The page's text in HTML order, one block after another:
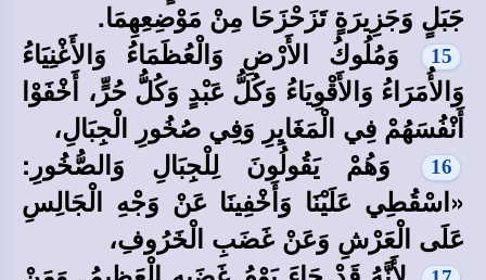
جَبَلٍ وَجَزِيرَةٍ تَزَحْزَحَا مِنْ مَوْضِعِهِمَا.
15
وَمُلُوكُ الأَرْضِ وَالْعُظَمَاءُ وَالأَغْنِيَاءُ
وَالأُمَرَاءُ وَالأَقْوِيَاءُ وَكُلُّ عَبْدٍ وَكُلُّ حُرٍّ، أَخْفَوْا
أَنْفُسَهُمْ فِي الْمَغَايِرِ وَفِي صُخُورِ الْجِبَالِ،
16
وَهُمْ يَقُولُونَ لِلْجِبَالِ وَالصُّخُورِ:
«اسْقُطِي عَلَيْنَا وَأَخْفِينَا عَنْ وَجْهِ الْجَالِسِ
عَلَى الْعَرْشِ وَعَنْ غَضَبِ الْخَرُوفِ،